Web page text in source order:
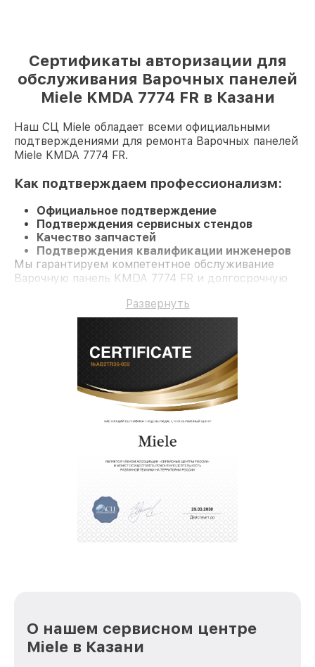
Сертификаты авторизации для
обслуживания Варочных панелей
Miele KMDA 7774 FR в Казани
Наш СЦ Miele обладает всеми официальными
подтверждениями для ремонта Варочных панелей
Miele KMDA 7774 FR.
Как подтверждаем профессионализм:
Официальное подтверждение
Подтверждения сервисных стендов
Качество запчастей
Подтверждения квалификации инженеров
Мы гарантируем компетентное обслуживание
Варочную панель KMDA 7774 FR и долгосрочную
Развернуть
О нашем сервисном центре
Miele в Казани